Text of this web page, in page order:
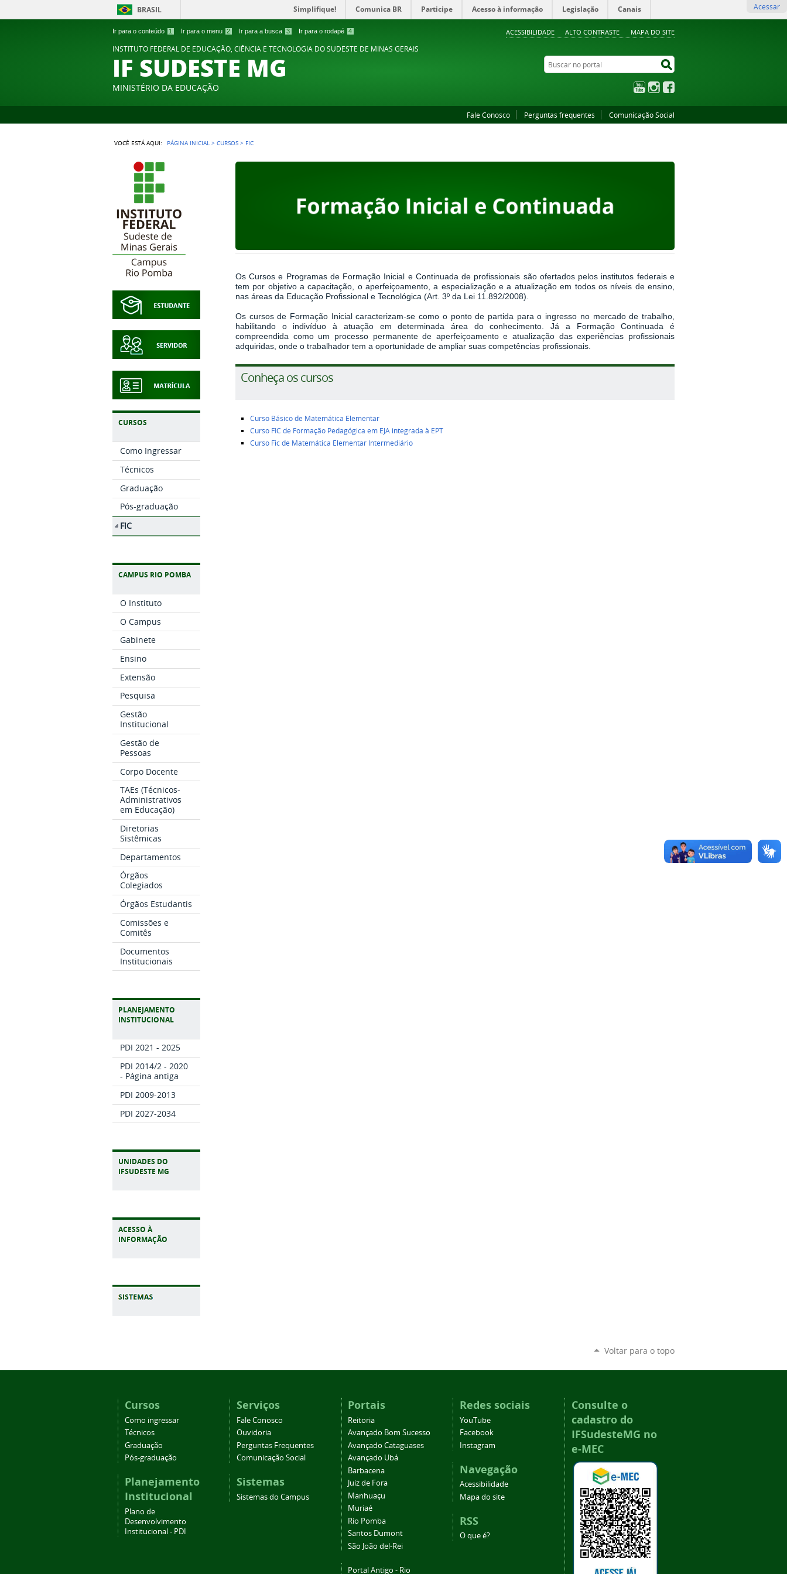
Ir para o conteúdo 1 Ir para o menu 2 Ir para a busca 3 Ir para o rodapé 4 ACESSIBILIDADE ALTO CONTRASTE MAPA DO SITE
BRASIL Simplifique! Comunica BR Participe Acesso à informação Legislação Canais Acessar
INSTITUTO FEDERAL DE EDUCAÇÃO, CIÊNCIA E TECNOLOGIA DO SUDESTE DE MINAS GERAIS
IF SUDESTE MG
MINISTÉRIO DA EDUCAÇÃO
Buscar no portal
YouTubeInstagram
Fale Conosco Perguntas frequentes Comunicação Social
VOCÊ ESTÁ AQUI: PÁGINA INICIAL >CURSOS > FIC
CURSOS
Como Ingressar
Técnicos
Graduação
Pós-graduação
FIC
CAMPUS RIO POMBA
O Instituto
O Campus
Gabinete
Ensino
Extensão
Pesquisa
Gestão
Institucional
Gestão de
Pessoas
Corpo Docente
TAEs (Técnicos-
Administrativos
em Educação)
Diretorias
Sistêmicas
Departamentos
Órgãos
Colegiados
Órgãos Estudantis
Comissões e
Comitês
Documentos
Institucionais
PLANEJAMENTO
INSTITUCIONAL
PDI 2021 - 2025
PDI 2014/2 - 2020
- Página antiga
PDI 2009-2013
PDI 2027-2034
UNIDADES DO
IFSUDESTE MG
ACESSO À
INFORMAÇÃO
Os Cursos e Programas de Formação Inicial e Continuada de profissionais são ofertados pelos institutos federais e
tem por objetivo a capacitação, o aperfeiçoamento, a especialização e a atualização em todos os níveis de ensino,
nas áreas da Educação Profissional e Tecnológica (Art. 3º da Lei 11.892/2008).
Os cursos de Formação Inicial caracterizam-se como o ponto de partida para o ingresso no mercado de trabalho,
habilitando o indivíduo à atuação em determinada área do conhecimento. Já a Formação Continuada é
compreendida como um processo permanente de aperfeiçoamento e atualização das experiências profissionais
adquiridas, onde o trabalhador tem a oportunidade de ampliar suas competências profissionais.
Conheça os cursos
Curso Básico de Matemática Elementar
Curso FIC de Formação Pedagógica em EJA integrada à EPT
Curso Fic de Matemática Elementar Intermediário
Voltar para o topo
Cursos
Como ingressar
Técnicos
Graduação
Pós-graduação
Planejamento
Institucional
Plano de
Desenvolvimento
Institucional - PDI
Serviços
Fale Conosco
Ouvidoria
Perguntas Frequentes
Comunicação Social
Sistemas
Sistemas do Campus
Portais
Reitoria
Avançado Bom Sucesso
Avançado Cataguases
Avançado Ubá
Barbacena
Juiz de Fora
Manhuaçu
Muriaé
Rio Pomba
Santos Dumont
São João del-Rei
Portal Antigo - Rio
Redes sociais
YouTube
Facebook
Instagram
Navegação
Acessibilidade
Mapa do site
RSS
O que é?
Consulte o
cadastro do
IFSudesteMG no
e-MEC